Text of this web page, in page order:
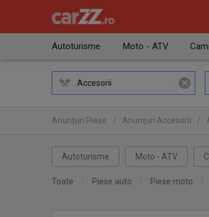
Autoturisme Moto - ATV
Accesorii
Anunţuri Piese / Anunţuri Accesorii /
Autoturisme Moto - ATV
Toate Piese auto Piese moto